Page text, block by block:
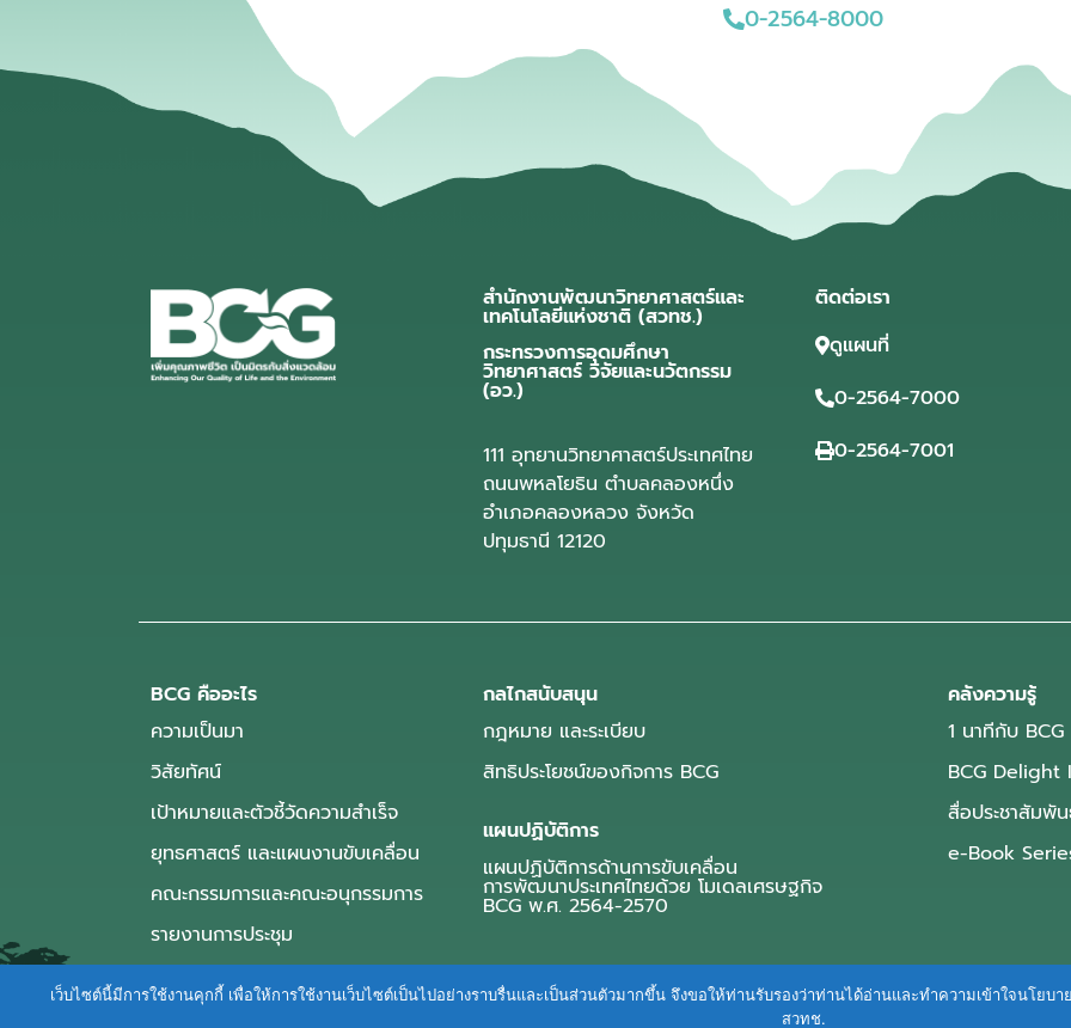
0-2564-8000
สำนักงานพัฒนาวิทยาศาสตร์และ
เทคโนโลยีแห่งชาติ (สวทช.)
กระทรวงการอุดมศึกษา
วิทยาศาสตร์ วิจัยและนวัตกรรม
(อว.)
111 อุทยานวิทยาศาสตร์ประเทศไทย
ถนนพหลโยธิน ตำบลคลองหนึ่ง
อำเภอคลองหลวง จังหวัด
ปทุมธานี 12120
ติดต่อเรา
ดูแผนที่
0-2564-7000
0-2564-7001
BCG คืออะไร
ความเป็นมา
วิสัยทัศน์
เป้าหมายและตัวชี้วัดความสำเร็จ
ยุทธศาสตร์ และแผนงานขับเคลื่อน
คณะกรรมการและคณะอนุกรรมการ
รายงานการประชุม
กลไกสนับสนุน
กฎหมาย และระเบียบ
สิทธิประโยชน์ของกิจการ BCG
แผนปฏิบัติการ
แผนปฏิบัติการด้านการขับเคลื่อน
การพัฒนาประเทศไทยด้วย โมเดลเศรษฐกิจ
BCG พ.ศ. 2564-2570
คลังความรู้
1 นาทีกับ BCG
BCG
สื่อประชาสัมพั
e-Book
เว็บไซต์นี้มีการใช้งานคุกกี้ เพื่อให้การใช้งานเว็บไซต์เป็นไปอย่างราบรื่นและเป็นส่วนตัวมากขึ้น จึงขอให้ท่านรับรองว่าท่านได้อ่านและทำความเข้าใจนโ
สวทช.